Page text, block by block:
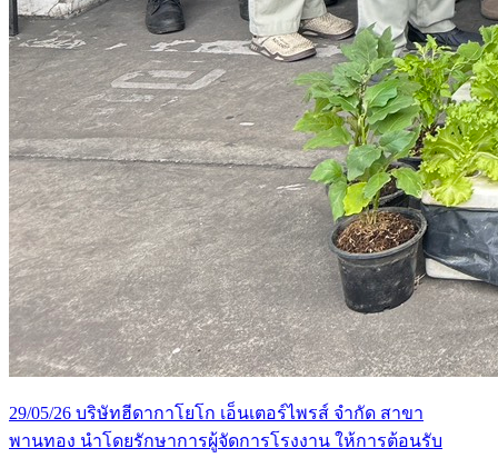
29/05/26 บริษัทฮีดากาโยโก เอ็นเตอร์ไพรส์ จำกัด สาขา
พานทอง นำโดยรักษาการผู้จัดการโรงงาน ให้การต้อนรับ